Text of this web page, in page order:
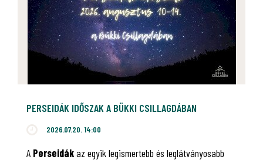
PERSEIDÁK IDŐSZAK A BÜKKI CSILLAGDÁBAN
2026.07.20. 14:00
A Perseidákaz egyik legismertebb és leglátványosabb